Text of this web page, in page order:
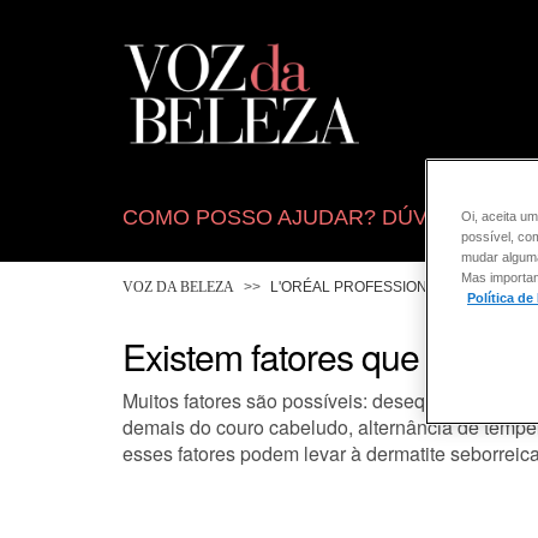
COMO POSSO AJUDAR? DÚVIDAS
VOZ DA BELEZA L'ORÉAL PROFESSIONNEL
Existem fatores que
Muitos fatores são possíveis: desequilíbrio
demais do couro cabeludo, alternância de
esses fatores podem levar à dermatite
Oi, aceita
possível,
mudar
Mas
Política de